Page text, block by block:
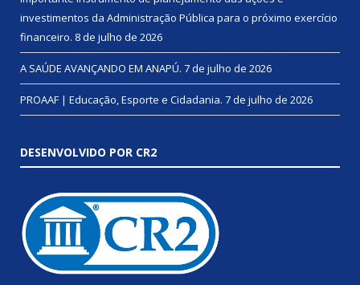
investimentos da Administração Pública para o próximo exercício
financeiro. 8 de julho de 2026
A SAÚDE AVANÇANDO EM ANAPÚ. 7 de julho de 2026
PROAAF | Educação, Esporte e Cidadania. 7 de julho de 2026
DESENVOLVIDO POR CR2